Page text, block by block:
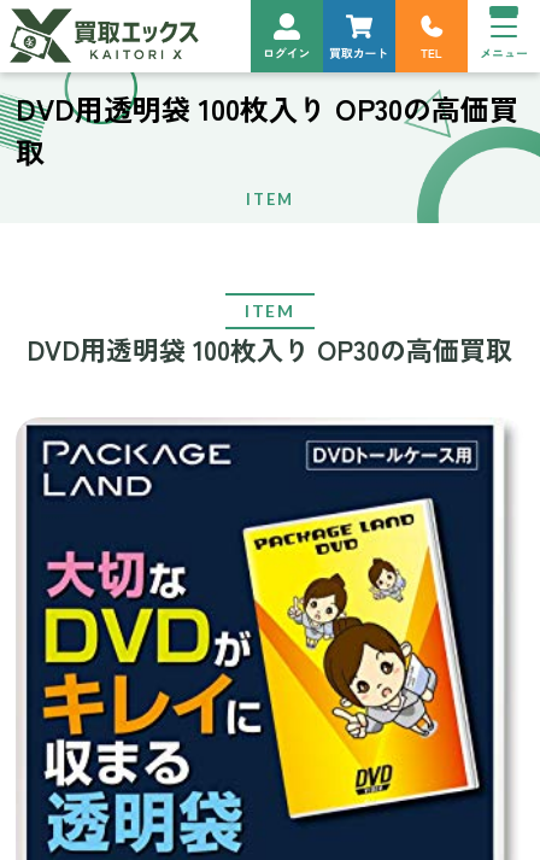
DVD用透明袋 100枚入り OP30の高価買
取
ITEM
ITEM
DVD用透明袋 100枚入り OP30の高価買取